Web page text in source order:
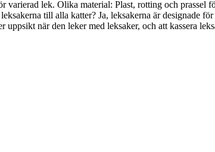
lek. Olika material: Plast, rotting och prassel
till alla katter? Ja, leksakerna är designade
när den leker med leksaker, och att kassera